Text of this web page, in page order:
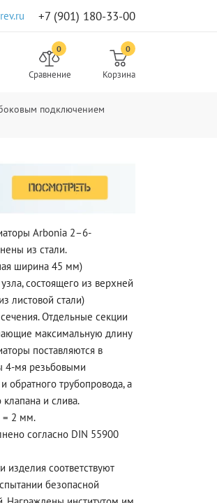
+7 (901) 180-33-00
0
Сравнение
0
Корзина
подключением
Arbonia 2–6-
из стали.
ширина 45 мм)
состоящего из верхней
листовой стали)
Отдельные секции
максимальную длину
поставляются в
4-мя резьбовыми
трубопровода, а
и слива.
= 2 мм.
согласно DIN 55900
изделия соответствуют
безопасной